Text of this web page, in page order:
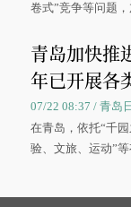
卷式”竞争等问题
青岛加快
年已开展各
07/22 08:37 / 青岛
在青岛，依托“千
验、文旅、运动”